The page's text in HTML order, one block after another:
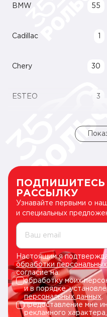
BMW 55
Cadillac
Chery 30
ESTEO 3
РАССЫЛКУ
Узнавайте первыми о
и специальных
Ваш email
Настоящим я
обработки
согласие на:
обработку моих
и в порядке,
персональных данных.
предоставление мне
рекламного